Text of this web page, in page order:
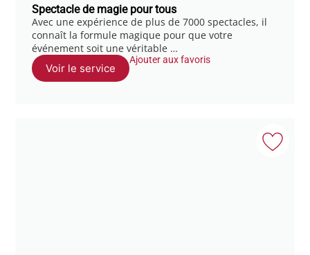
Spectacle de magie pour tous
Avec une expérience de plus de 7000 spectacles, il
connaît la formule magique pour que votre
événement soit une véritable …
Voir le service
Ajouter aux favoris